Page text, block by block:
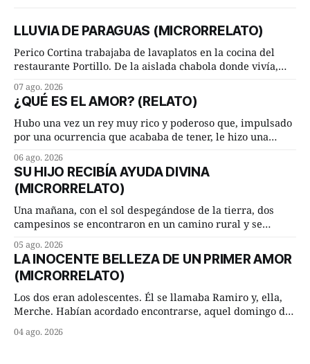
LLUVIA DE PARAGUAS (MICRORRELATO)
Perico Cortina trabajaba de lavaplatos en la cocina del
restaurante Portillo. De la aislada chabola donde vivía,
cuarto de hora andando a buen paso. Cierta noche,
terminada su jornada laboral caminaba él hacía su mísera
morada cundo comenzó a llover
07 ago. 2026
¿QUÉ ES EL AMOR? (RELATO)
Hubo una vez un rey muy rico y poderoso que, impulsado
por una ocurrencia que acababa de tener, le hizo una
Dime, hombre sabio, ¿qué es el amor según tú? Su
consejero, que era muy prudente y astuto le respondió de
inmediato:
06 ago. 2026
SU HIJO RECIBÍA AYUDA DIVINA
(MICRORRELATO)
Una mañana, con el sol despegándose de la tierra, dos
campesinos se encontraron en un camino rural y se
remolachas, Manuel? —quiso saber uno. —Eso acabo de
hacer, Paco. ¿Cómo va ese maíz tuyo? --se interesó el otro.
—De momento mejor
05 ago. 2026
LA INOCENTE BELLEZA DE UN PRIMER AMOR
(MICRORRELATO)
Los dos eran adolescentes. Él se llamaba Ramiro y, ella,
Merche. Habían acordado encontrarse, aquel domingo de
lugar del río que debía este nombre a la pronunciada
04 ago. 2026